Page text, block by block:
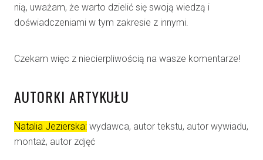
nią, uważam, że warto dzielić się swoją wiedzą i
doświadczeniami w tym zakresie z innymi.
Czekam więc z niecierpliwością na wasze komentarze!
AUTORKI ARTYKUŁU
Natalia Jezierska: wydawca, autor tekstu, autor wywiadu,
montaż, autor zdjęć